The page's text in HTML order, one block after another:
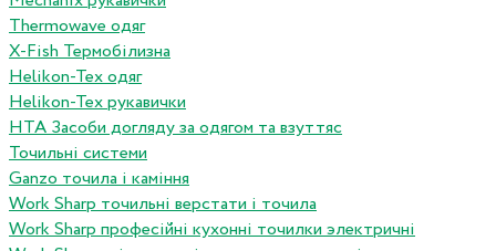
Thermowave одяг
X-Fish Термобілизна
Helikon-Tex одяг
Helikon-Tex рукавички
HTA Засоби догляду за одягом та взуттяс
Точильні системи
Ganzo точила і каміння
Work Sharp точильні верстати і точила
Work Sharp професiйнi кухоннi точилки электричнi